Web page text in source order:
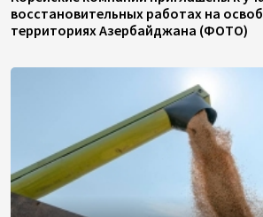
восстановительных работах на
территориях Азербайджана (ФОТО)